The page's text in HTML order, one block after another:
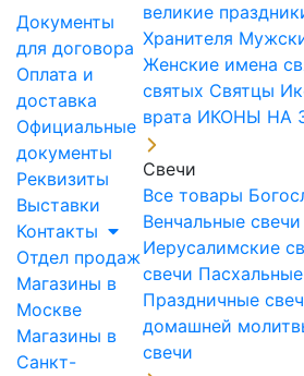
Документы
для договора
Оплата и
доставка
Официальные
документы
Реквизиты
Выставки
Контакты
Отдел продаж
Магазины в
Москве
Магазины в
Санкт-
великие
Хранителя
Женские имена
святых Святцы
врата ИКОНЫ НА
Свечи
Все товары
Венчальные свечи
Иерусалимские
свечи
Праздничные
домашней
свечи